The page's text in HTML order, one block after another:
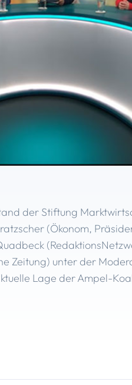
der Stiftung
(Ökonom,
Zeitung) unter der
Lage der Ampel-